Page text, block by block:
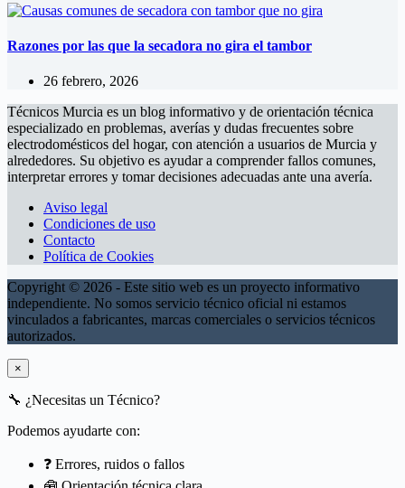
Razones por las que la secadora no gira el tambor
26 febrero, 2026
Técnicos Murcia es un blog informativo y de orientación técnica
especializado en problemas, averías y dudas frecuentes sobre
electrodomésticos del hogar, con atención a usuarios de Murcia y
alrededores. Su objetivo es ayudar a comprender fallos comunes,
interpretar errores y tomar decisiones adecuadas ante una avería.
Aviso legal
Condiciones de uso
Contacto
Política de Cookies
Copyright © 2026 - Este sitio web es un proyecto informativo
independiente. No somos servicio técnico oficial ni estamos
vinculados a fabricantes, marcas comerciales o servicios técnicos
autorizados.
×
🔧 ¿Necesitas un Técnico?
Podemos ayudarte con:
❓ Errores, ruidos o fallos